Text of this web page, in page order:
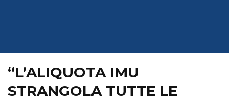
“L’ALIQUOTA IMU
STRANGOLA TUTTE LE